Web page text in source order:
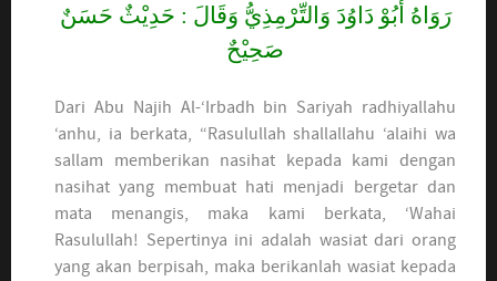
رَوَاهُ أَبُوْ دَاوُدَ وَالتِّرْمِذِيُّ وَقَالَ : حَدِيْثٌ حَسَنٌ
صَحِيْحٌ
Dari Abu Najih Al-‘Irbadh bin Sariyah radhiyallahu
‘anhu, ia berkata, “Rasulullah shallallahu ‘alaihi wa
sallam memberikan nasihat kepada kami dengan
nasihat yang membuat hati menjadi bergetar dan
mata menangis, maka kami berkata, ‘Wahai
Rasulullah! Sepertinya ini adalah wasiat dari orang
yang akan berpisah, maka berikanlah wasiat kepada